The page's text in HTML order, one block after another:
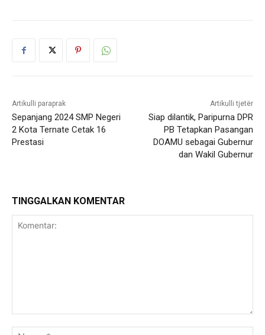
Artikulli paraprak
Sepanjang 2024 SMP Negeri
2 Kota Ternate Cetak 16
Prestasi
Artikulli tjetër
Siap dilantik, Paripurna DPR
PB Tetapkan Pasangan
DOAMU sebagai Gubernur
dan Wakil Gubernur
TINGGALKAN KOMENTAR